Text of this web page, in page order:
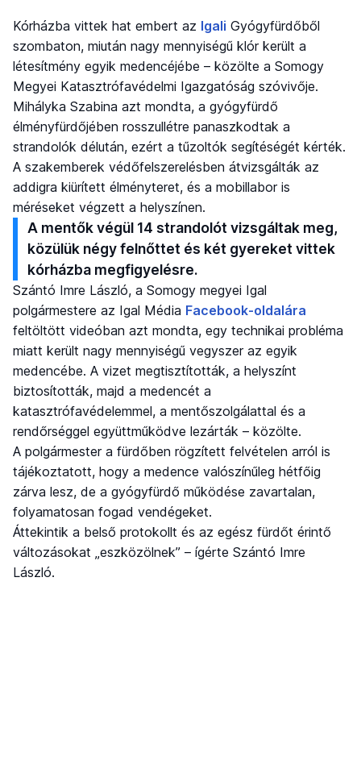
Kórházba vittek hat embert az Igali Gyógyfürdőből
szombaton, miután nagy mennyiségű klór került a
létesítmény egyik medencéjébe – közölte a Somogy
Megyei Katasztrófavédelmi Igazgatóság szóvivője.
Mihályka Szabina azt mondta, a gyógyfürdő
élményfürdőjében rosszullétre panaszkodtak a
strandolók délután, ezért a tűzoltók segítéségét kérték.
A szakemberek védőfelszerelésben átvizsgálták az
addigra kiürített élményteret, és a mobillabor is
méréseket végzett a helyszínen.
A mentők végül 14 strandolót vizsgáltak meg,
közülük négy felnőttet és két gyereket vittek
kórházba megfigyelésre.
Szántó Imre László, a Somogy megyei Igal
polgármestere az Igal Média Facebook-oldalára
feltöltött videóban azt mondta, egy technikai probléma
miatt került nagy mennyiségű vegyszer az egyik
medencébe. A vizet megtisztították, a helyszínt
biztosították, majd a medencét a
katasztrófavédelemmel, a mentőszolgálattal és a
rendőrséggel együttműködve lezárták – közölte.
A polgármester a fürdőben rögzített felvételen arról is
tájékoztatott, hogy a medence valószínűleg hétfőig
zárva lesz, de a gyógyfürdő működése zavartalan,
folyamatosan fogad vendégeket.
Áttekintik a belső protokollt és az egész fürdőt érintő
változásokat „eszközölnek” – ígérte Szántó Imre
László.